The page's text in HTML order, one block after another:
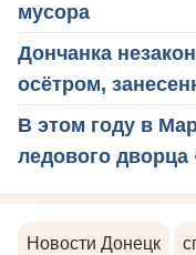
мусора
Дончанка
осётром,
В этом году в
ледового
Новости Донецк